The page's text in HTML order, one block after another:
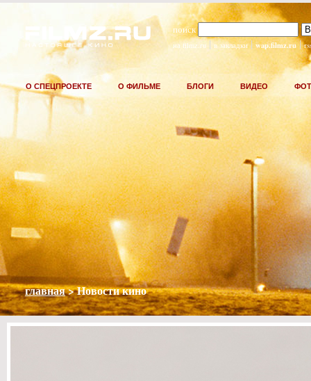
поиск
на filmz.ru|в закладки|wap.filmz.ru|
О СПЕЦПРОЕКТЕ О ФИЛЬМЕ БЛОГИ ВИДЕО
главная> Новости кино